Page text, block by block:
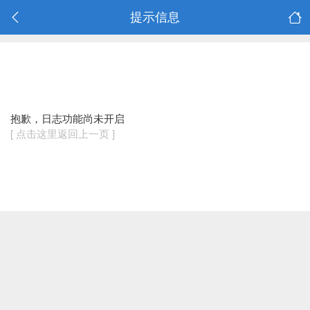
提示信息
抱歉，日志功能尚未开启
[ 点击这里返回上一页 ]